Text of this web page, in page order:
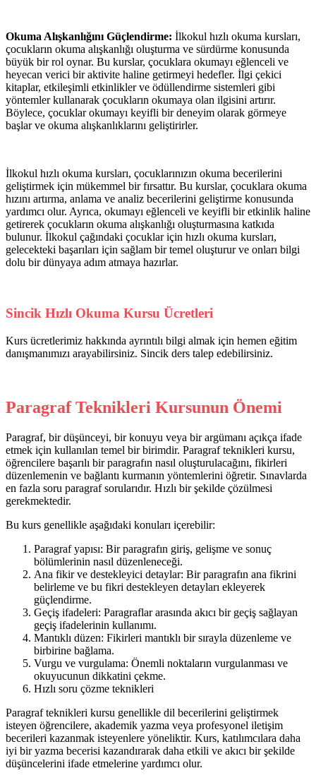
Okuma Alışkanlığını Güçlendirme: İlkokul hızlı okuma kursları,
çocukların okuma alışkanlığı oluşturma ve sürdürme konusunda
büyük bir rol oynar. Bu kurslar, çocuklara okumayı eğlenceli ve
heyecan verici bir aktivite haline getirmeyi hedefler. İlgi çekici
kitaplar, etkileşimli etkinlikler ve ödüllendirme sistemleri gibi
yöntemler kullanarak çocukların okumaya olan ilgisini artırır.
Böylece, çocuklar okumayı keyifli bir deneyim olarak görmeye
başlar ve okuma alışkanlıklarını geliştirirler.
İlkokul hızlı okuma kursları, çocuklarınızın okuma becerilerini
geliştirmek için mükemmel bir fırsattır. Bu kurslar, çocuklara okuma
hızını artırma, anlama ve analiz becerilerini geliştirme konusunda
yardımcı olur. Ayrıca, okumayı eğlenceli ve keyifli bir etkinlik haline
getirerek çocukların okuma alışkanlığı oluşturmasına katkıda
bulunur. İlkokul çağındaki çocuklar için hızlı okuma kursları,
gelecekteki başarıları için sağlam bir temel oluşturur ve onları bilgi
dolu bir dünyaya adım atmaya hazırlar.
Sincik Hızlı Okuma Kursu Ücretleri
Kurs ücretlerimiz hakkında ayrıntılı bilgi almak için hemen eğitim
danışmanımızı arayabilirsiniz. Sincik ders talep edebilirsiniz.
Paragraf Teknikleri Kursunun Önemi
Paragraf, bir düşünceyi, bir konuyu veya bir argümanı açıkça ifade
etmek için kullanılan temel bir birimdir. Paragraf teknikleri kursu,
öğrencilere başarılı bir paragrafın nasıl oluşturulacağını, fikirleri
düzenlemenin ve bağlantı kurmanın yöntemlerini öğretir. Sınavlarda
en fazla soru paragraf sorularıdır. Hızlı bir şekilde çözülmesi
gerekmektedir.
Bu kurs genellikle aşağıdaki konuları içerebilir:
Paragraf yapısı: Bir paragrafın giriş, gelişme ve sonuç
bölümlerinin nasıl düzenleneceği.
Ana fikir ve destekleyici detaylar: Bir paragrafın ana fikrini
belirleme ve bu fikri destekleyen detayları ekleyerek
güçlendirme.
Geçiş ifadeleri: Paragraflar arasında akıcı bir geçiş sağlayan
geçiş ifadelerinin kullanımı.
Mantıklı düzen: Fikirleri mantıklı bir sırayla düzenleme ve
birbirine bağlama.
Vurgu ve vurgulama: Önemli noktaların vurgulanması ve
okuyucunun dikkatini çekme.
Hızlı soru çözme teknikleri
Paragraf teknikleri kursu genellikle dil becerilerini geliştirmek
isteyen öğrencilere, akademik yazma veya profesyonel iletişim
becerileri kazanmak isteyenlere yöneliktir. Kurs, katılımcılara daha
iyi bir yazma becerisi kazandırarak daha etkili ve akıcı bir şekilde
düşüncelerini ifade etmelerine yardımcı olur.